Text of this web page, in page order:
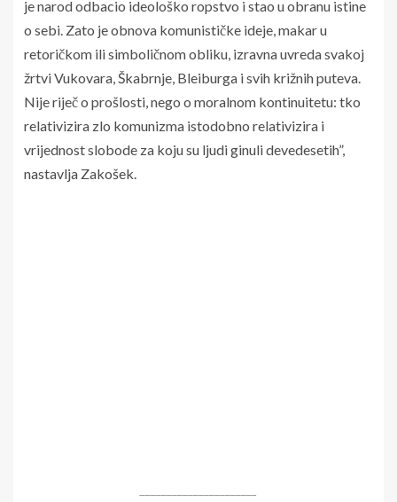
je narod odbacio ideološko ropstvo i stao u obranu istine
o sebi. Zato je obnova komunističke ideje, makar u
retoričkom ili simboličnom obliku, izravna uvreda svakoj
žrtvi Vukovara, Škabrnje, Bleiburga i svih križnih puteva.
Nije riječ o prošlosti, nego o moralnom kontinuitetu: tko
relativizira zlo komunizma istodobno relativizira i
vrijednost slobode za koju su ljudi ginuli devedesetih”,
nastavlja Zakošek.